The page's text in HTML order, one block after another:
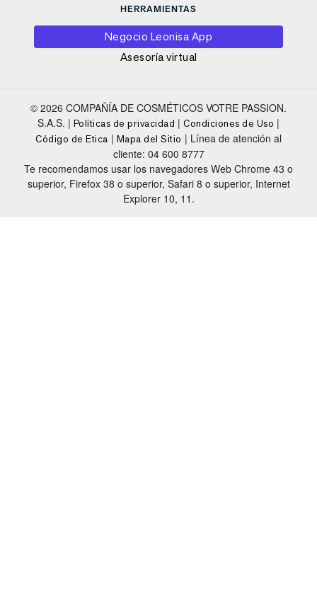
HERRAMIENTAS
Negocio Leonisa App
Asesoría virtual
© 2026 COMPAÑÍA DE COSMÉTICOS VOTRE PASSION.
S.A.S. | Políticas de privacidad |Condiciones de Uso |
Código de Etica | Mapa del Sitio | Línea de atención al
cliente: 04 600 8777
Te recomendamos usar los navegadores Web Chrome 43 o
superior, Firefox 38 o superior, Safari 8 o superior, Internet
Explorer 10, 11.